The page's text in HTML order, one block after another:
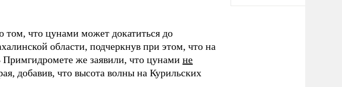
что цунами может докатиться до
области, подчеркнув при этом, что на
Примгидромете же заявили, что цунами не
добавив, что высота волны на Курильских